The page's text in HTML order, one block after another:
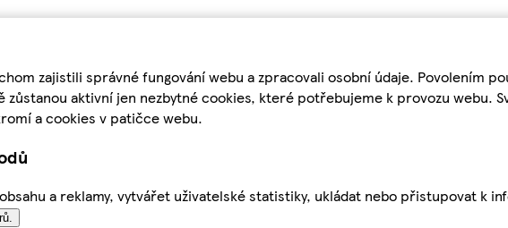
zajistili správné fungování webu a zpracovali osobní údaje. Povolením
aktivní jen nezbytné cookies, které potřebujeme k provozu webu.
a cookies v patičce webu.
a reklamy, vytvářet uživatelské statistiky, ukládat nebo přistupovat k